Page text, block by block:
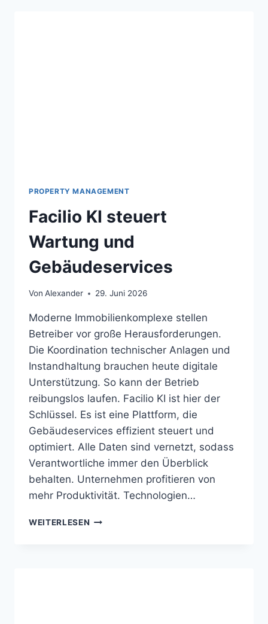
PROPERTY MANAGEMENT
Facilio KI steuert
Wartung und
Gebäudeservices
Von Alexander 29. Juni 2026
Moderne Immobilienkomplexe stellen
Betreiber vor große Herausforderungen.
Die Koordination technischer Anlagen und
Instandhaltung brauchen heute digitale
Unterstützung. So kann der Betrieb
reibungslos laufen. Facilio KI ist hier der
Schlüssel. Es ist eine Plattform, die
Gebäudeservices effizient steuert und
optimiert. Alle Daten sind vernetzt, sodass
Verantwortliche immer den Überblick
behalten. Unternehmen profitieren von
mehr Produktivität. Technologien…
WEITERLESEN FACILIO